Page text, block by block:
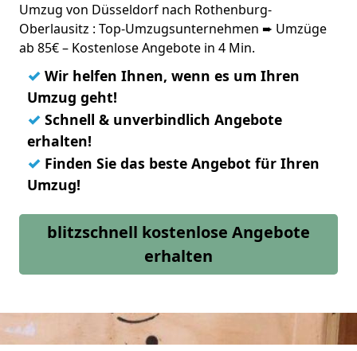
Umzug von Düsseldorf nach Rothenburg-
Oberlausitz : Top-Umzugsunternehmen ➨ Umzüge
ab 85€ – Kostenlose Angebote in 4 Min.
✓ Wir helfen Ihnen, wenn es um Ihren
Umzug geht!
✓ Schnell & unverbindlich Angebote
erhalten!
✓ Finden Sie das beste Angebot für Ihren
Umzug!
blitzschnell kostenlose Angebote
erhalten